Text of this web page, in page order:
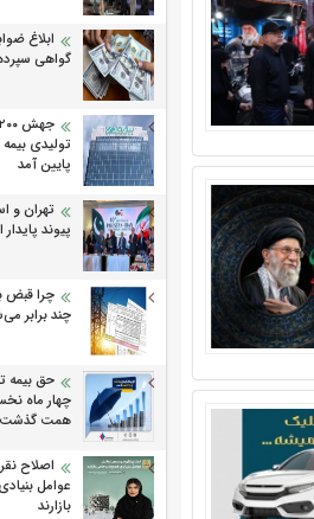
ابلاغ
گواهی
تولیدی
پایین آمد
تهران و
پیوند
چرا قبض
چند برابر
حق بیمه
همت گذشت
اصلاح
عوامل
بازارند